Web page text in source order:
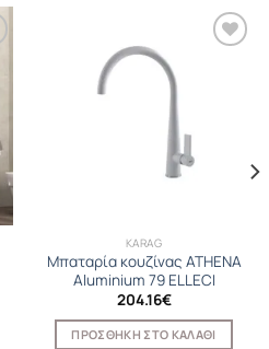
KARAG
Μπαταρία κουζίνας ATHENA
Aluminium 79 ELLECI
204.16€
ΠΡΟΣΘΉΚΗ ΣΤΟ ΚΑΛΆΘΙ